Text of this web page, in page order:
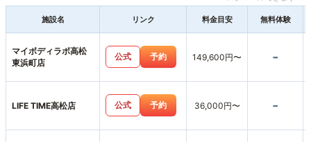
施設名 リンク 料金目安 無料体験
マイボディラボ高松
東浜町店
公式 予約 149,600円〜 -
LIFE TIME高松店 公式 予約 36,000円〜 -